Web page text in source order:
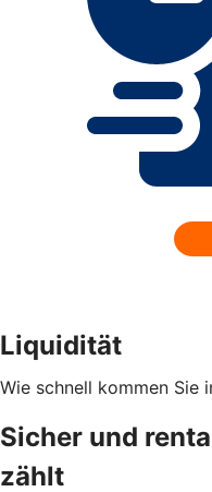
Liquidität
Wie schnell kommen Sie
Sicher und
zählt